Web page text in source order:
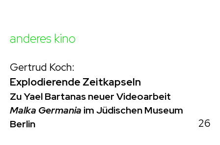
anderes kino
Gertrud Koch:
Explodierende Zeitkapseln
Zu Yael Bartanas neuer Videoarbeit
Malka Germania im Jüdischen Museum
Berlin
26